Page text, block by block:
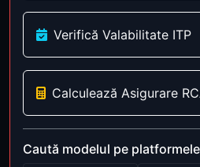
Verifică Valabilitate ITP
Calculează Asigurare
Caută modelul pe